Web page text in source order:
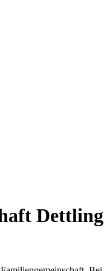
Dettling